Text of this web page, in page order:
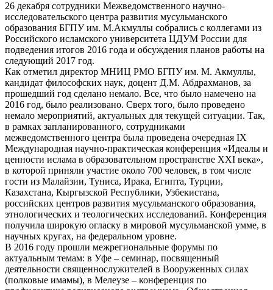
26 декабря сотрудники Межведомственного научно-
исследовательского центра развития мусульманского
образования БГПУ им. М.Акмуллы собрались с коллегами из
Российского исламского университета ЦДУМ России для
подведения итогов 2016 года и обсуждения планов работы на
следующий 2017 год.
Как отметил директор МНИЦ РМО БГПУ им. М. Акмуллы,
кандидат философских наук, доцент Д.М. Абдрахманов, за
прошедший год сделано немало. Все, что было намечено на
2016 год, было реализовано. Сверх того, было проведено
немало мероприятий, актуальных для текущей ситуации. Так,
в рамках запланированного, сотрудниками
межведомственного центра была проведена очередная IХ
Международная научно-практическая конференция «Идеалы и
ценности ислама в образовательном пространстве XXI века»,
в которой приняли участие около 700 человек, в том числе
гости из Малайзии, Туниса, Ирака, Египта, Турции,
Казахстана, Кыргызской Республики, Узбекистана,
российских центров развития мусульманского образования,
этнологических и теологических исследований. Конференция
получила широкую огласку в мировой мусульманской умме, в
научных кругах, на федеральном уровне.
В 2016 году прошли межрегиональные форумы по
актуальным темам: в Уфе – семинар, посвященный
деятельности священнослужителей в Вооруженных силах
(полковые имамы), в Мелеузе – конференция по